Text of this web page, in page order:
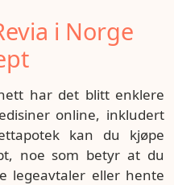
i Norge
har det blitt enklere
online, inkludert
kan du kjøpe
noe som betyr at du
legeavtaler eller hente